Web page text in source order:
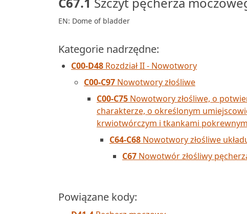
EN: Dome of bladder
Kategorie nadrzędne:
C00-D48 Rozdział II - Nowotwory
C00-C97 Nowotwory złośliwe
C00-C75 Nowotwory złośliwe, o
charakterze, o określonym
krwiotwórczym i tkankami
C64-C68 Nowotwory złośliwe
C67 Nowotwór złośliwy
Powiązane kody: